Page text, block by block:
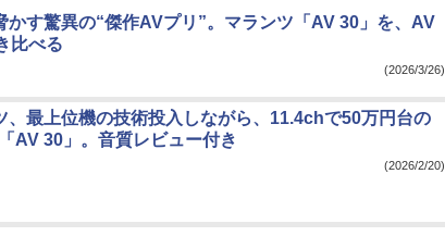
かす驚異の“傑作AVプリ”。マランツ「AV 30」を、AV
比べる
(2026/3/26)
、最上位機の技術投入しながら、11.4chで50万円台の
AV 30」。音質レビュー付き
(2026/2/20)